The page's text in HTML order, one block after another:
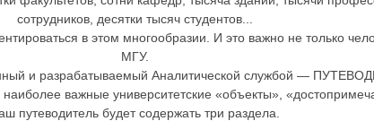
сотрудников, десятки тысяч студентов...
в этом многообразии. И это важно не только
МГУ.
и разрабатываемый Аналитической службой —
важные университетские «объекты»,
путеводитель будет содержать три раздела.